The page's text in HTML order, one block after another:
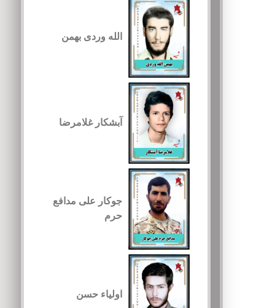
الله وردی بهمن
آبشکار غلامرضا
جوکار علی مدافع
حرم
اولیاء حسن